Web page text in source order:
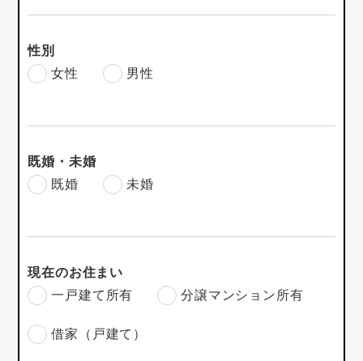
性別
女性
男性
既婚・未婚
既婚
未婚
現在のお住まい
一戸建て所有
分譲マンション所有
借家（戸建て）